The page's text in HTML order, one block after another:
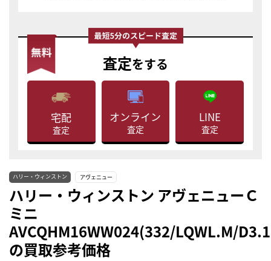
査定をする
宅配
査定
オンライン
査定
LINE
査定
ハリー・ウィンストン アヴェニュー
ハリー・ウィンストン アヴェニューＣ
ミニ
AVCQHM16WW024(332/LQWL.M/
の買取参考価格